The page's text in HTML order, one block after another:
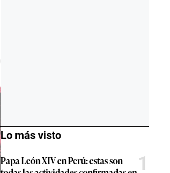
Lo más visto
Papa León XIV en Perú: estas son
1